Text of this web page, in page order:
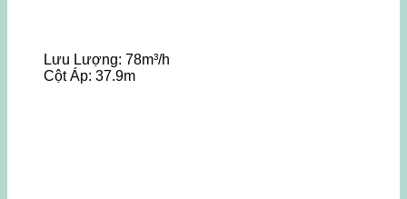
Lưu Lượng: 78m³/h
Cột Áp: 37.9m